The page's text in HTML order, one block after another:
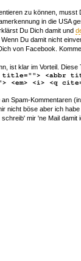
zu können, musst
in die USA
Du Dich damit und
Du damit nicht
von Facebook.
ist klar im Vorteil. Diese
<abbr
<em> <i> <q
an Spam-Kommentaren
nicht böse aber ich
mir 'ne Mail damit